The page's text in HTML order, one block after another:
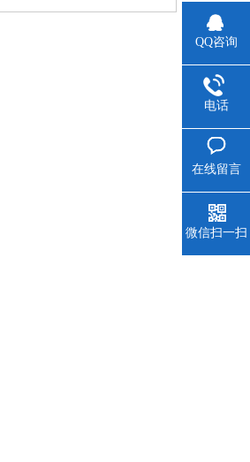
QQ咨询
电话
在线留言
微信扫一扫